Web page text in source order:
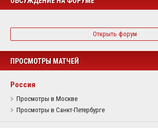
Открыть форум
ПРОСМОТРЫ МАТЧЕЙ
Россия
Просмотры в Москве
Просмотры в Санкт-Петербурге